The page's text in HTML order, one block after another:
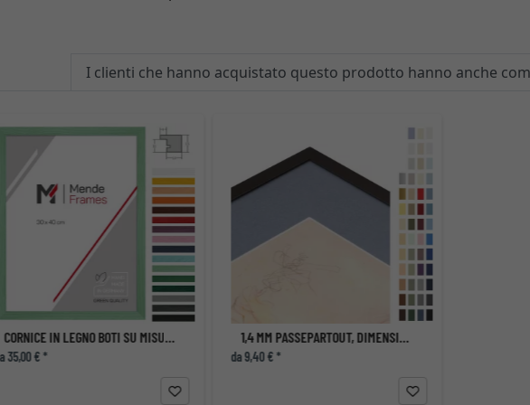
I clienti che hanno acquistato questo prodotto hanno anche
CORNICE IN LEGNO BOTI SU MISURA
35,00 € *
1,4 MM PASSEPARTOUT, DIMENSIONI INTERNE SU MISURA
da 9,40 € *